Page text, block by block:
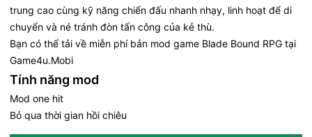
trung cao cùng kỹ năng chiến đấu nhanh nhạy, linh hoạt để di
chuyển và né tránh đòn tấn công của kẻ thù.
Bạn có thể tải về miễn phí bản mod game Blade Bound RPG tại
Game4u.Mobi
Tính năng mod
Mod one hit
Bỏ qua thời gian hồi chiêu